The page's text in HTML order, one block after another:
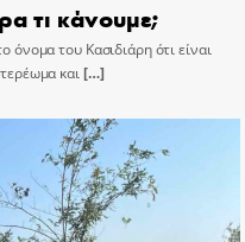
τι κάνουμε;
όνομα του Κασιδιάρη ότι είναι
και[…]